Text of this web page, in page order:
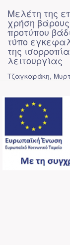
Μελέτη της
χρήση
προτύπου
τύπο
της
λειτουργίας
Τζαγκαράκη,